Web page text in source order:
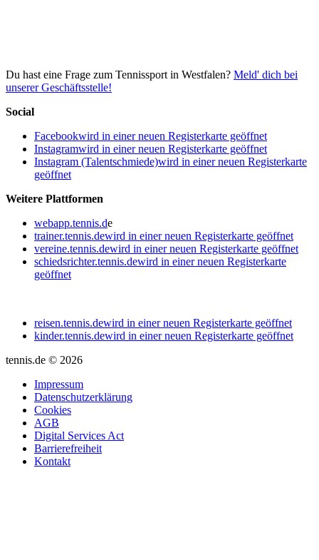
Du hast eine Frage zum Tennissport in Westfalen? Meld' dich bei
unserer Geschäftsstelle!
Social
Facebookwird in einer neuen Registerkarte geöffnet
Instagramwird in einer neuen Registerkarte geöffnet
Instagram (Talentschmiede)wird in einer neuen Registerkarte
geöffnet
Weitere Plattformen
webapp.tennis.de
trainer.tennis.dewird in einer neuen Registerkarte geöffnet
vereine.tennis.dewird in einer neuen Registerkarte geöffnet
schiedsrichter.tennis.dewird in einer neuen Registerkarte
geöffnet
reisen.tennis.dewird in einer neuen Registerkarte geöffnet
kinder.tennis.dewird in einer neuen Registerkarte geöffnet
tennis.de © 2026
Impressum
Datenschutzerklärung
Cookies
AGB
Digital Services Act
Barrierefreiheit
Kontakt